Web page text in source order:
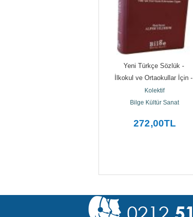
Yeni Türkçe Sözlük -
İlkokul ve Ortaokullar İçin -
TDK'nin Yeni Yazım...
Kolektif
Bilge Kültür Sanat
272,00TL